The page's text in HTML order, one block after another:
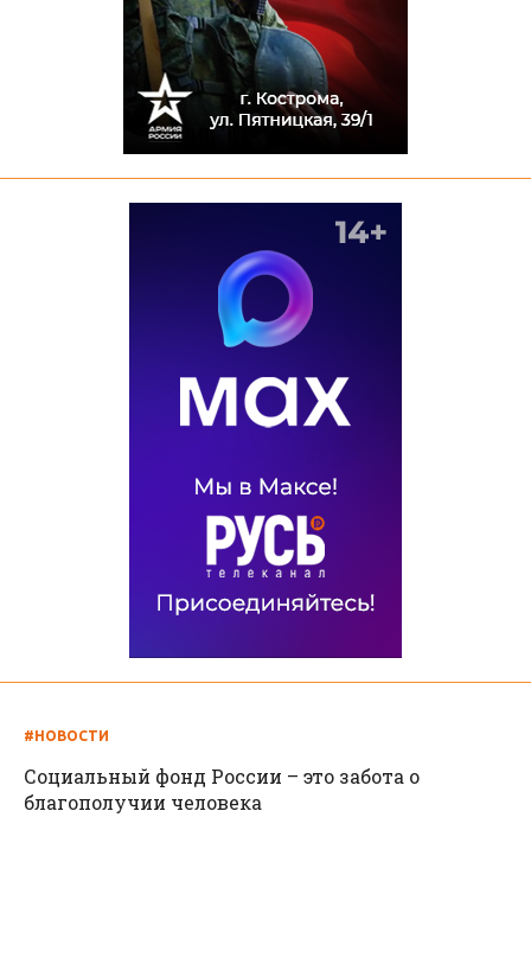
#НОВОСТИ
Социальный фонд России – это забота о
благополучии человека